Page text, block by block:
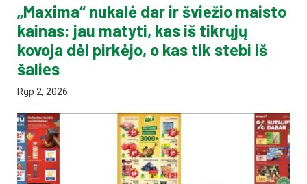
„Maxima“ nukalė dar ir šviežio maisto
kainas: jau matyti, kas iš tikrųjų
kovoja dėl pirkėjo, o kas tik stebi iš
šalies
Rgp 2, 2026